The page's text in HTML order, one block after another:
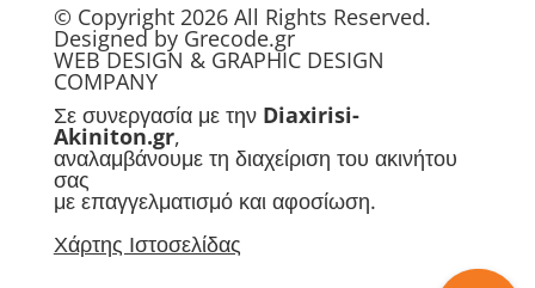
© Copyright 2026 All Rights Reserved.
Designed by Grecode.gr
WEB DESIGN & GRAPHIC DESIGN
COMPANY
Σε συνεργασία με την Diaxirisi-
Akiniton.gr,
αναλαμβάνουμε τη διαχείριση του ακινήτου
σας
με επαγγελματισμό και αφοσίωση.
Χάρτης Ιστοσελίδας